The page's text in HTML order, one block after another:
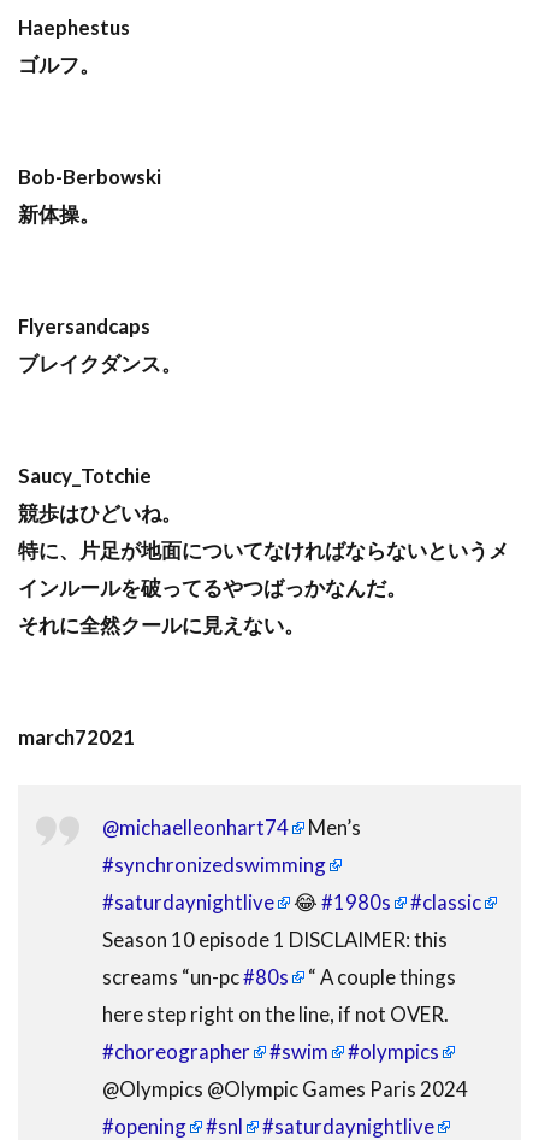
Haephestus
ゴルフ。
Bob-Berbowski
新体操。
Flyersandcaps
ブレイクダンス。
Saucy_Totchie
競歩はひどいね。
特に、片足が地面についてなければならないというメ
インルールを破ってるやつばっかなんだ。
それに全然クールに見えない。
march72021
@michaelleonhart74
Men’s
#synchronizedswimming
#saturdaynightlive
😂#1980s
#classic
Season 10 episode 1 DISCLAIMER: this
screams “un-pc#80s
“ A couple things
here step right on the line, if not OVER.
#choreographer
#swim
#olympics
@Olympics @Olympic Games Paris 2024
#opening
#snl #saturdaynightlive